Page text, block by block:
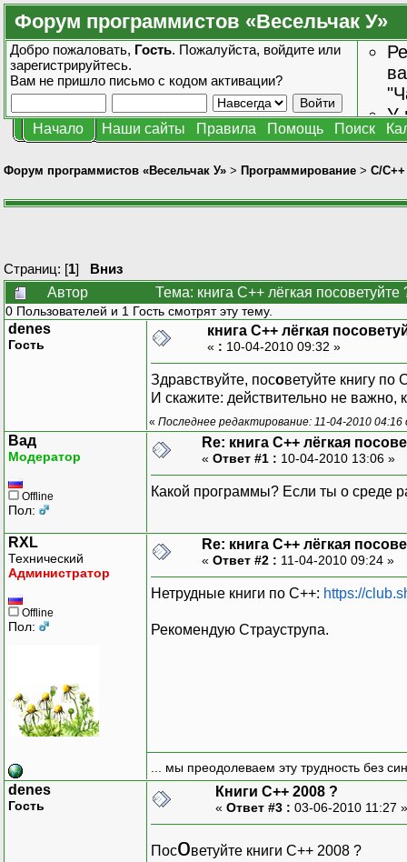
Форум программистов «Весельчак У»
Добро пожаловать, Гость. Пожалуйста, войдите или
зарегистрируйтесь.
Вам не пришло письмо с кодом активации?
У
Начало Наши сайты Правила Помощь Поиск
Форум программистов «Весельчак У» > Программирование > C/C++
Страниц: [1] Вниз
Автор
Тема: книга C++ лёгкая
0 Пользователей и 1 Гость смотрят эту тему.
denes
Гость
книга C++ лёгкая
« : 10-04-2010 09:32 »
Здравствуйте, посоветуйте книгу по
И скажите: действительно не
« Последнее редактирование: 11-04-2010 04:16
Вад
Модератор
Offline
Пол:
Re: книга C++ лёгкая
« Ответ #1 : 10-04-2010 13:06 »
Какой программы? Если ты о среде
RXL
Технический
Администратор
Offline
Пол:
Re: книга C++ лёгкая
« Ответ #2 : 11-04-2010 09:24 »
Нетрудные книги по C++: https://
Рекомендую Страуструпа.
... мы преодолеваем эту трудность без
denes
Гость
Книги C++ 2008 ?
« Ответ #3 : 03-06-2010 11:27
Посоветуйте книги C++ 2008 ?